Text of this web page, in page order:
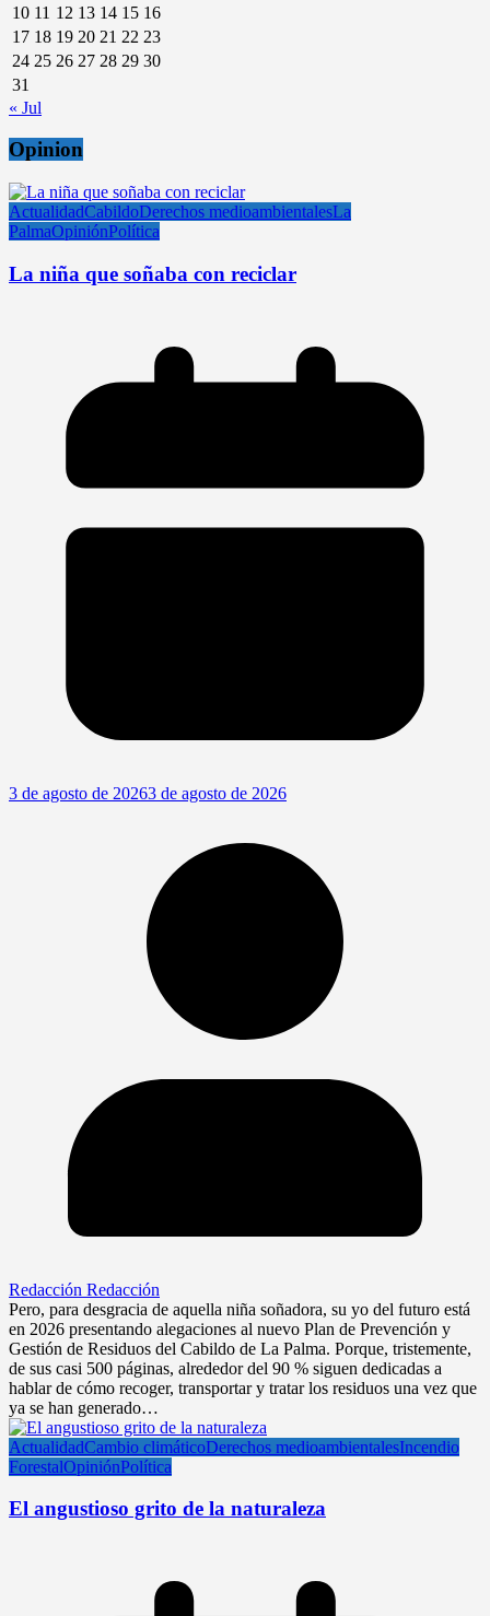
10 11 12 13 14 15 16
17 18 19 20 21 22 23
24 25 26 27 28 29 30
31
« Jul
Opinion
ActualidadCabildoDerechos medioambientalesLa
PalmaOpiniónPolítica
La niña que soñaba con reciclar
3 de agosto de 20263 de agosto de 2026
Redacción Redacción
Pero, para desgracia de aquella niña soñadora, su yo del futuro está
en 2026 presentando alegaciones al nuevo Plan de Prevención y
Gestión de Residuos del Cabildo de La Palma. Porque, tristemente,
de sus casi 500 páginas, alrededor del 90 % siguen dedicadas a
hablar de cómo recoger, transportar y tratar los residuos una vez que
ya se han generado…
ActualidadCambio climáticoDerechos medioambientalesIncendio
ForestalOpiniónPolítica
El angustioso grito de la naturaleza